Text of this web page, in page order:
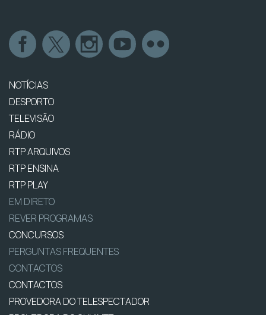
NOTÍCIAS
DESPORTO
TELEVISÃO
RÁDIO
RTP ARQUIVOS
RTP ENSINA
RTP PLAY
EM DIRETO
REVER PROGRAMAS
CONCURSOS
PERGUNTAS FREQUENTES
CONTACTOS
CONTACTOS
PROVEDORA DO TELESPECTADOR